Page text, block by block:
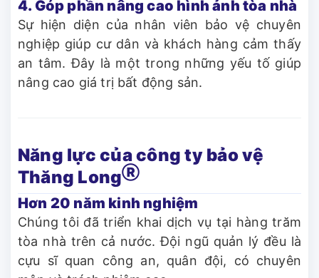
4. Góp phần nâng cao hình ảnh tòa nhà
Sự hiện diện của nhân viên bảo vệ chuyên
nghiệp giúp cư dân và khách hàng cảm thấy
an tâm. Đây là một trong những yếu tố giúp
nâng cao giá trị bất động sản.
Năng lực của công ty bảo vệ
Thăng LongⓇ
Hơn 20 năm kinh nghiệm
Chúng tôi đã triển khai dịch vụ tại hàng trăm
tòa nhà trên cả nước. Đội ngũ quản lý đều là
cựu sĩ quan công an, quân đội, có chuyên